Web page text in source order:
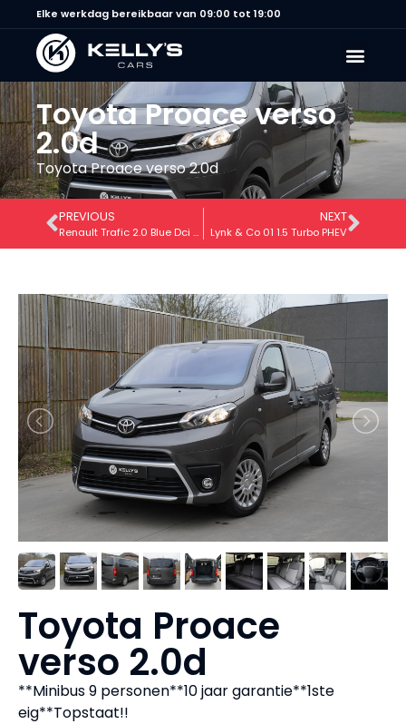
Elke werkdag bereikbaar van 09:00 tot 19:00
Toyota Proace verso
2.0d
Toyota Proace verso 2.0d
PREVIOUS
Renault Trafic 2.0 Blue Dci L2 Intens
NEXT
Lynk & Co 01 1.5 Turbo PHEV
Toyota Proace
verso 2.0d
**Minibus 9 personen**10 jaar garantie**1ste
eig**Topstaat!!